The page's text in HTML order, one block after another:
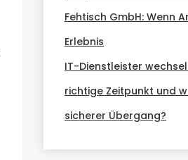
Fehtisch GmbH: Wenn
Erlebnis
IT-Dienstleister
richtige Zeitpunkt und
sicherer Übergang?